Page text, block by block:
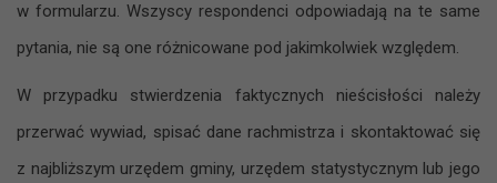
w formularzu. Wszyscy respondenci odpowiadają na te same
pytania, nie są one różnicowane pod jakimkolwiek względem.
W przypadku stwierdzenia faktycznych nieścisłości należy
przerwać wywiad, spisać dane rachmistrza i skontaktować się
z najbliższym urzędem gminy, urzędem statystycznym lub jego